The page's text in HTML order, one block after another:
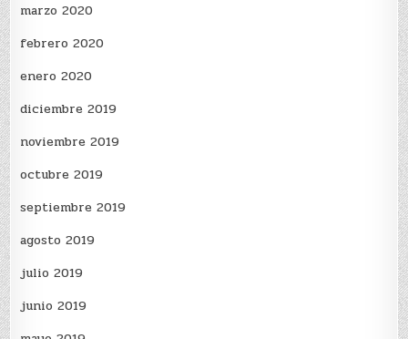
marzo 2020
febrero 2020
enero 2020
diciembre 2019
noviembre 2019
octubre 2019
septiembre 2019
agosto 2019
julio 2019
junio 2019